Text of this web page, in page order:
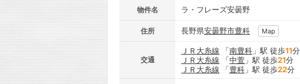
物件名 ラ・フレーズ安曇野
住所 長野県安曇野市豊科 Map
交通
ＪＲ大糸線 「南豊科 」駅 徒歩11分
ＪＲ大糸線 「中萱 」駅 徒歩21分
ＪＲ大糸線 「豊科 」駅 徒歩22分